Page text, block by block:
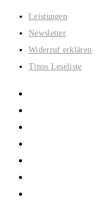
Zum
Inhalt
springen
Leistungen
Newsletter
Widerruf erklären
Tinos Leseliste